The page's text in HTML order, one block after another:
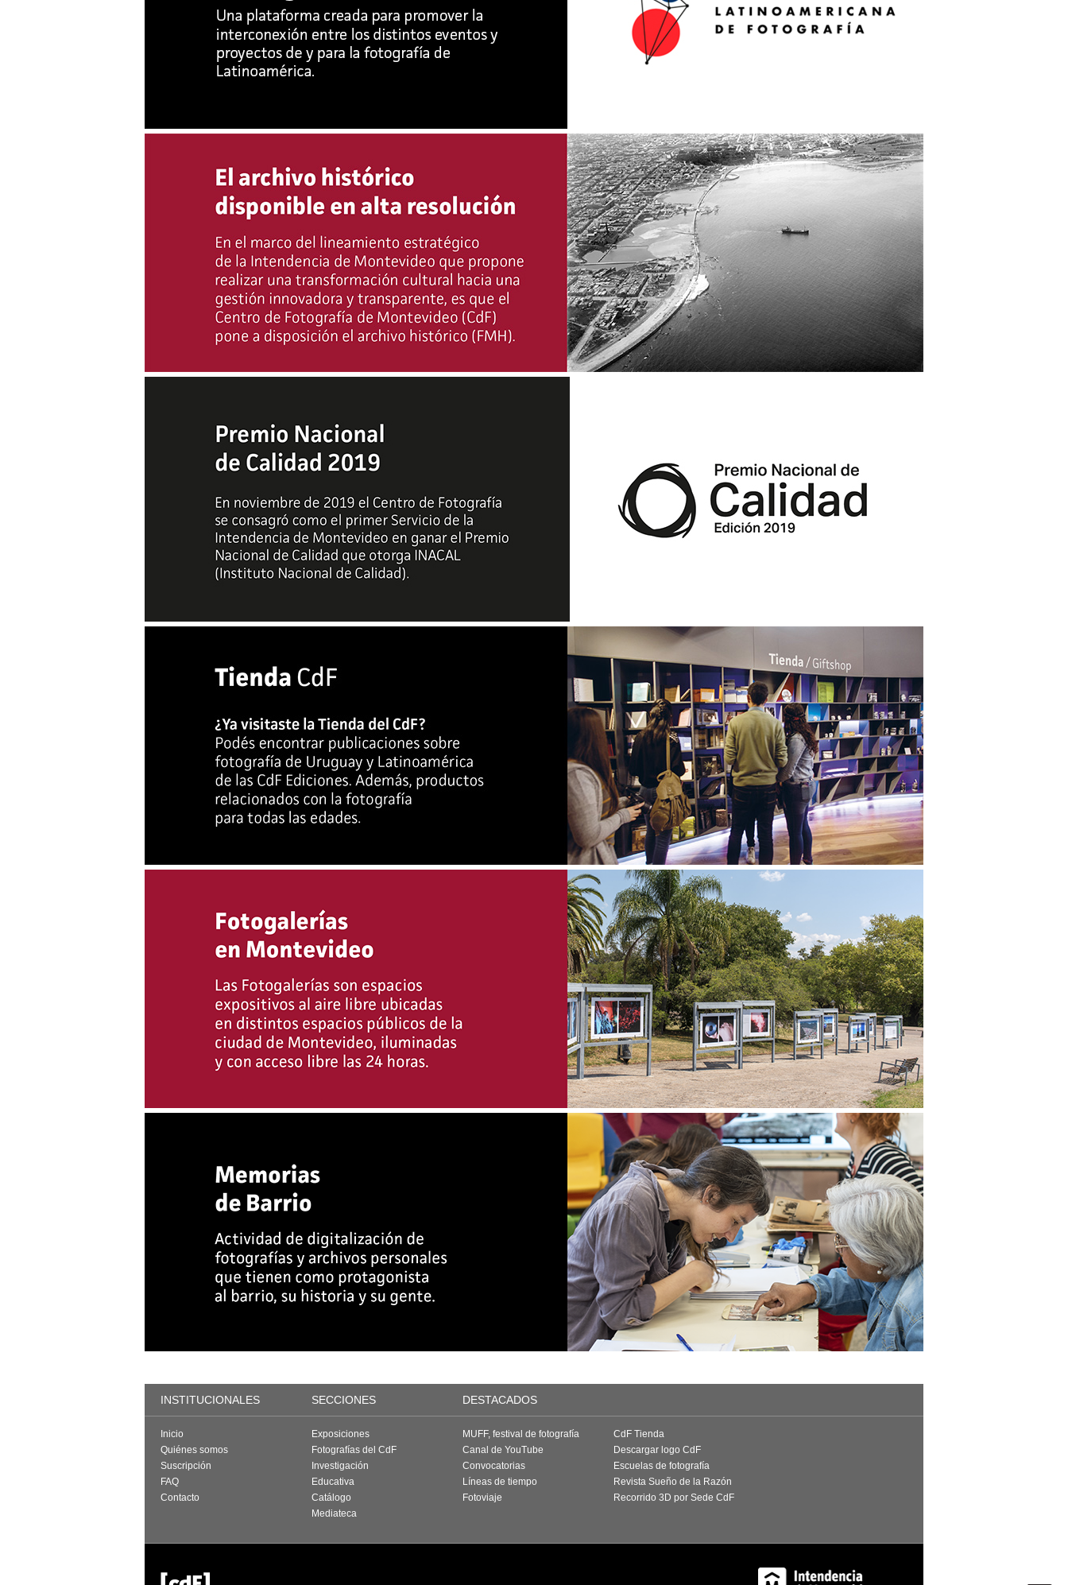
INSTITUCIONALES SECCIONES DESTACADOS
Inicio
Quiénes somos
Suscripción
FAQ
Contacto
Exposiciones
Fotografías del CdF
Investigación
Educativa
Catálogo
Mediateca
MUFF, festival de fotografía
Canal de YouTube
Convocatorias
Líneas de tiempo
Fotoviaje
CdF Tienda
Descargar logo CdF
Escuelas de fotografía
Revista Sueño de la Razón
Recorrido 3D por Sede CdF